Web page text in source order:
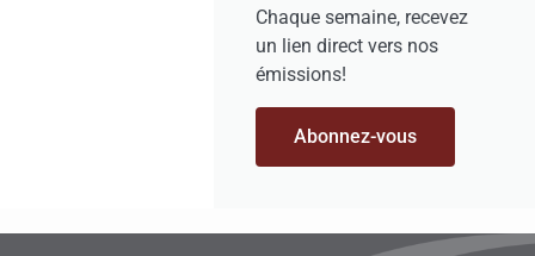
Chaque semaine, recevez
un lien direct vers nos
émissions!
Abonnez-vous